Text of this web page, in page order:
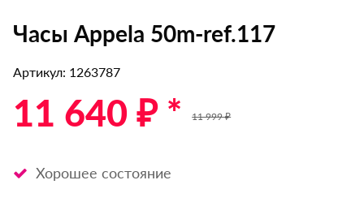
Часы Appela 50m-ref.117
Артикул: 1263787
11 640 ₽ * 11 999 ₽
Хорошее состояние